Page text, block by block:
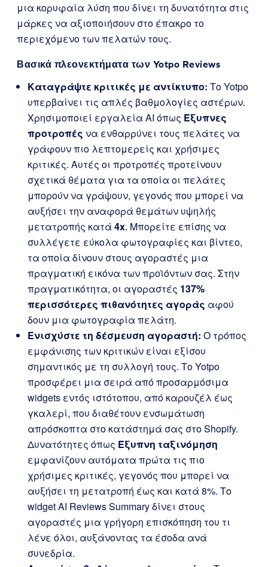
μια κορυφαία λύση που δίνει τη δυνατότητα στις
μάρκες να αξιοποιήσουν στο έπακρο το
περιεχόμενο των πελατών τους.
Βασικά πλεονεκτήματα των Yotpo Reviews
Καταγράψτε κριτικές με αντίκτυπο: Το Yotpo
υπερβαίνει τις απλές βαθμολογίες αστέρων.
Χρησιμοποιεί εργαλεία AI όπως Έξυπνες
προτροπές να ενθαρρύνει τους πελάτες να
γράφουν πιο λεπτομερείς και χρήσιμες
κριτικές. Αυτές οι προτροπές προτείνουν
σχετικά θέματα για τα οποία οι πελάτες
μπορούν να γράψουν, γεγονός που μπορεί να
αυξήσει την αναφορά θεμάτων υψηλής
μετατροπής κατά 4x. Μπορείτε επίσης να
συλλέγετε εύκολα φωτογραφίες και βίντεο,
τα οποία δίνουν στους αγοραστές μια
πραγματική εικόνα των προϊόντων σας. Στην
πραγματικότητα, οι αγοραστές 137%
περισσότερες πιθανότητες αγοράς αφού
δουν μια φωτογραφία πελάτη.
Ενισχύστε τη δέσμευση αγοραστή: Ο τρόπος
εμφάνισης των κριτικών είναι εξίσου
σημαντικός με τη συλλογή τους. Το Yotpo
προσφέρει μια σειρά από προσαρμόσιμα
widgets εντός ιστότοπου, από καρουζέλ έως
γκαλερί, που διαθέτουν ενσωμάτωση
απρόσκοπτα στο κατάστημά σας στο Shopify.
Δυνατότητες όπως Έξυπνη ταξινόμηση
εμφανίζουν αυτόματα πρώτα τις πιο
χρήσιμες κριτικές, γεγονός που μπορεί να
αυξήσει τη μετατροπή έως και κατά 8%. Το
widget AI Reviews Summary δίνει στους
αγοραστές μια γρήγορη επισκόπηση του τι
λένε όλοι, αυξάνοντας τα έσοδα ανά
συνεδρία.